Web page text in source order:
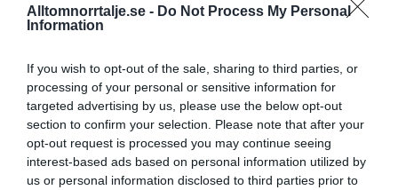
Alltomnorrtalje.se - Do Not Process My Personal
Information
If you wish to opt-out of the sale, sharing to third parties, or
processing of your personal or sensitive information for
targeted advertising by us, please use the below opt-out
section to confirm your selection. Please note that after your
opt-out request is processed you may continue seeing
interest-based ads based on personal information utilized by
us or personal information disclosed to third parties prior to
Panthalassa Åre AB registrerat –
fastighetsförvaltning i Yxlan
25/3 NYA BOLAG
Nytt fastighetsförvaltningsbolag registerat i
Norrtälje